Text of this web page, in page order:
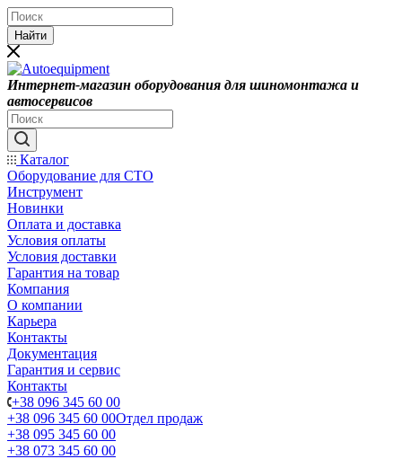
Найти
Интернет-магазин оборудования для шиномонтажа и
автосервисов
Каталог
Оборудование для СТО
Инструмент
Новинки
Оплата и доставка
Условия оплаты
Условия доставки
Гарантия на товар
Компания
О компании
Карьера
Контакты
Документация
Гарантия и сервис
Контакты
+38 096 345 60 00
+38 096 345 60 00Отдел продаж
+38 095 345 60 00
+38 073 345 60 00